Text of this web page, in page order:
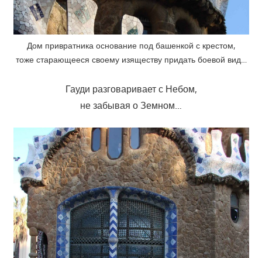
Дом привратника основание под башенкой с крестом,
тоже старающееся своему изяществу придать боевой вид…
Гауди разговаривает с Небом,
не забывая о Земном…